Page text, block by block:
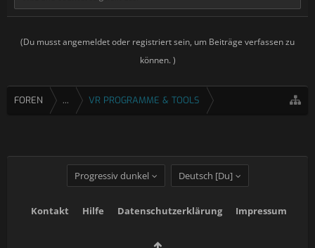
(Du musst angemeldet oder registriert sein, um Beiträge verfassen zu
können. )
FOREN ... VR PROGRAMME & TOOLS
Progressiv dunkel Deutsch [Du]
Kontakt Hilfe Datenschutzerklärung Impressum